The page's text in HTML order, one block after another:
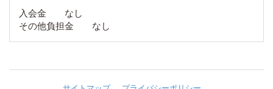
入会金 なし
その他負担金 なし